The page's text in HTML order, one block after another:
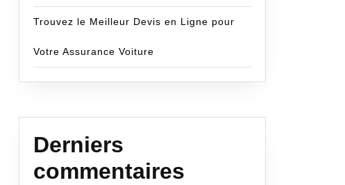
Trouvez le Meilleur Devis en Ligne pour
Votre Assurance Voiture
Derniers
commentaires